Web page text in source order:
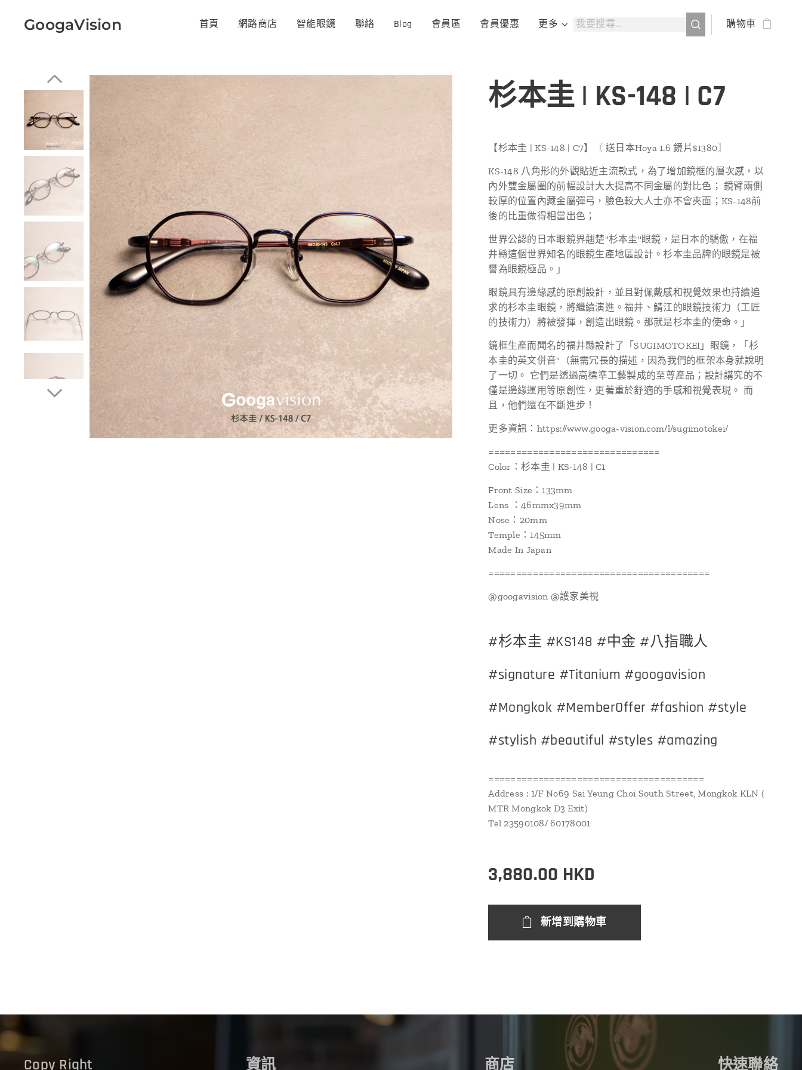
GoogaVision 首頁 網路商店 智能眼鏡 聯絡 Blog 會員區 會員優惠 更多 購物車
杉本圭 | KS-148 | C7
【杉本圭 | KS-148 | C7】〖 送日本Hoya 1.6 鏡片$1380〗
KS-148 八角形的外觀貼近主流款式，為了增加鏡框的層次感，以
內外雙金屬圈的前幅設計大大提高不同金屬的對比色； 鏡臂兩側
較厚的位置內藏金屬彈弓，臉色較大人士亦不會夾面；KS-148前
後的比重做得相當出色；
世界公認的日本眼鏡界翹楚"杉本圭"眼鏡，是日本的驕傲，在福
井縣這個世界知名的眼鏡生產地區設計。杉本圭品牌的眼鏡是被
譽為眼鏡極品。」
眼鏡具有邊緣感的原創設計，並且對佩戴感和視覺效果也持續追
求的杉本圭眼鏡，將繼續演進。福井、鯖江的眼鏡技術力（工匠
的技術力）將被發揮，創造出眼鏡。那就是杉本圭的使命。」
鏡框生產而聞名的福井縣設計了「SUGIMOTOKEI」眼鏡，「杉
本圭的英文併音"（無需冗長的描述，因為我們的框架本身就說明
了一切。 它們是透過高標準工藝製成的至尊產品；設計講究的不
僅是邊緣運用等原創性，更著重於舒適的手感和視覺表現。 而
且，他們還在不斷進步！
更多資訊：https://www.googa-vision.com/l/sugimotokei/
===============================
Color：杉本圭 | KS-148 | C1
Front Size：133mm
Lens ：46mmx39mm
Nose：20mm
Temple：145mm
Made In Japan
========================================
@googavision @護家美視
#杉本圭 #KS148 #中金 #八指職人
#signature #Titanium #googavision
#Mongkok #MemberOffer #fashion #style
#stylish #beautiful #styles #amazing
=======================================
Address : 1/F No69 Sai Yeung Choi South Street, Mongkok KLN (
MTR Mongkok D3 Exit)
Tel 23590108/ 60178001
3,880.00 HKD
新增到購物車
Copy Right 資訊 商店 快速聯絡